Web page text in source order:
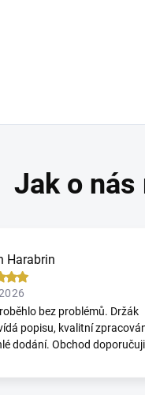
Harabrin
bez problémů. Držák
popisu, kvalitní
dodání. Obchod